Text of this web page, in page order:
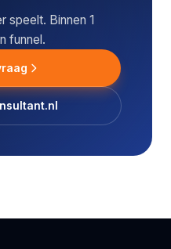
speelt. Binnen 1
funnel.